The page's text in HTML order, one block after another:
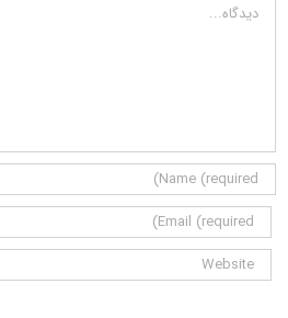
دیدگاه